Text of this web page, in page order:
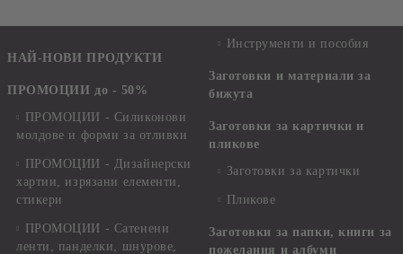
НАЙ-НОВИ ПРОДУКТИ
ПРОМОЦИИ до - 50%
ПРОМОЦИИ - Силиконови
молдове и форми за отливки
ПРОМОЦИИ - Дизайнерски
хартии, изрязани елементи,
стикери
ПРОМОЦИИ - Сатенени
ленти, панделки, шнурове,
Инструменти и пособия
Заготовки и материали за
бижута
Заготовки за картички и
пликове
Заготовки за картички
Пликове
Заготовки за папки, книги за
пожелания и албуми